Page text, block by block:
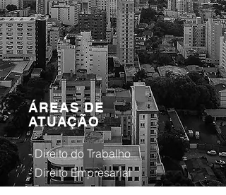
ÁREAS DE
ATUAÇÃO
- Direito do Trabalho
- Direito Empresarial